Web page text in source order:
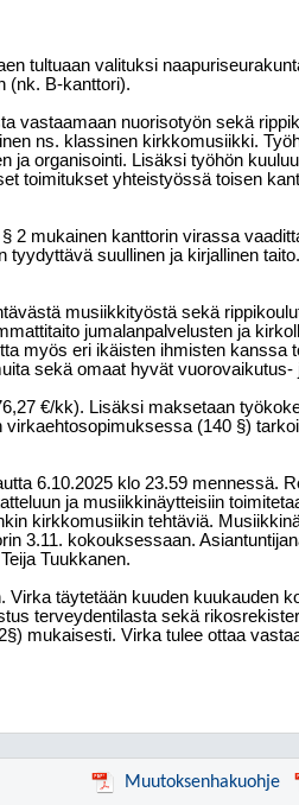
tultuaan valituksi
(nk. B-kanttori).
vastaamaan nuorisotyön sekä
ns. klassinen kirkkomusiikki.
ja organisointi. Lisäksi työhön
toimitukset yhteistyössä toisen
2 mukainen kanttorin virassa
tyydyttävä suullinen ja kirjallinen taito.
musiikkityöstä sekä
jumalanpalvelusten ja
myös eri ikäisten ihmisten kanssa
sekä omaat hyvät vuorovaikutus-
€/kk). Lisäksi maksetaan
(140 §)
6.10.2025 klo 23.59 mennessä.
ja musiikkinäytteisiin
kirkkomusiikin tehtäviä.
3.11. kokouksessaan.
Tuukkanen.
täytetään kuuden kuukauden
terveydentilasta sekä
mukaisesti. Virka tulee ottaa
Muutoksenhakuohje